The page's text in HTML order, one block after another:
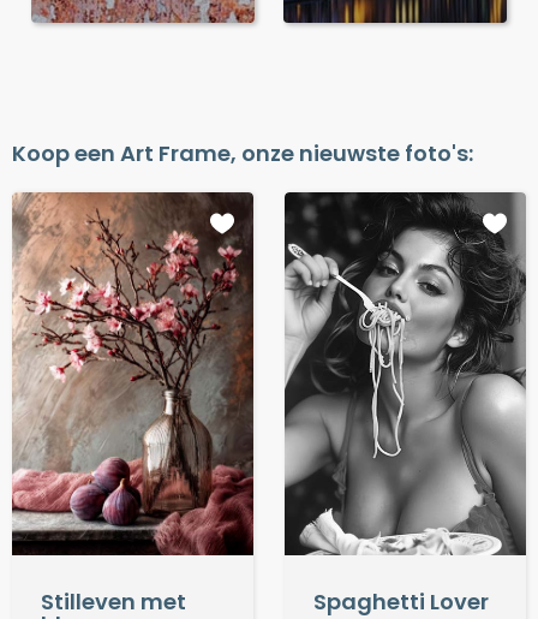
Koop een Art Frame, onze nieuwste foto's:
Stilleven met Spaghetti Lover